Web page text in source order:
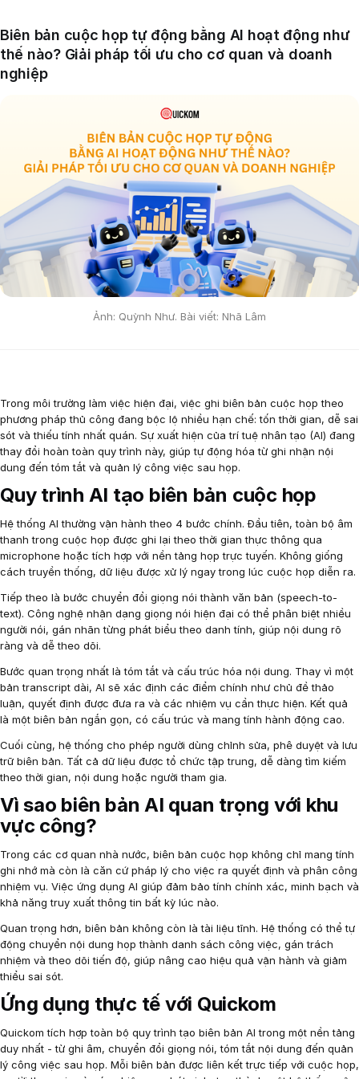
Biên bản cuộc họp tự động bằng AI hoạt động như
thế nào? Giải pháp tối ưu cho cơ quan và doanh
nghiệp
Ảnh: Quỳnh Như. Bài viết: Nhã Lâm
Trong môi trường làm việc hiện đại, việc ghi biên bản cuộc họp theo
phương pháp thủ công đang bộc lộ nhiều hạn chế: tốn thời gian, dễ sai
sót và thiếu tính nhất quán. Sự xuất hiện của trí tuệ nhân tạo (AI) đang
thay đổi hoàn toàn quy trình này, giúp tự động hóa từ ghi nhận nội
dung đến tóm tắt và quản lý công việc sau họp.
Quy trình AI tạo biên bản cuộc họp
Hệ thống AI thường vận hành theo 4 bước chính. Đầu tiên, toàn bộ âm
thanh trong cuộc họp được ghi lại theo thời gian thực thông qua
microphone hoặc tích hợp với nền tảng họp trực tuyến. Không giống
cách truyền thống, dữ liệu được xử lý ngay trong lúc cuộc họp diễn ra.
Tiếp theo là bước chuyển đổi giọng nói thành văn bản (speech-to-
text). Công nghệ nhận dạng giọng nói hiện đại có thể phân biệt nhiều
người nói, gán nhãn từng phát biểu theo danh tính, giúp nội dung rõ
ràng và dễ theo dõi.
Bước quan trọng nhất là tóm tắt và cấu trúc hóa nội dung. Thay vì một
bản transcript dài, AI sẽ xác định các điểm chính như chủ đề thảo
luận, quyết định được đưa ra và các nhiệm vụ cần thực hiện. Kết quả
là một biên bản ngắn gọn, có cấu trúc và mang tính hành động cao.
Cuối cùng, hệ thống cho phép người dùng chỉnh sửa, phê duyệt và lưu
trữ biên bản. Tất cả dữ liệu được tổ chức tập trung, dễ dàng tìm kiếm
theo thời gian, nội dung hoặc người tham gia.
Vì sao biên bản AI quan trọng với khu
vực công?
Trong các cơ quan nhà nước, biên bản cuộc họp không chỉ mang tính
ghi nhớ mà còn là căn cứ pháp lý cho việc ra quyết định và phân công
nhiệm vụ. Việc ứng dụng AI giúp đảm bảo tính chính xác, minh bạch và
khả năng truy xuất thông tin bất kỳ lúc nào.
Quan trọng hơn, biên bản không còn là tài liệu tĩnh. Hệ thống có thể tự
động chuyển nội dung họp thành danh sách công việc, gán trách
nhiệm và theo dõi tiến độ, giúp nâng cao hiệu quả vận hành và giảm
thiểu sai sót.
Ứng dụng thực tế với Quickom
Quickom tích hợp toàn bộ quy trình tạo biên bản AI trong một nền tảng
duy nhất - từ ghi âm, chuyển đổi giọng nói, tóm tắt nội dung đến quản
lý công việc sau họp. Mỗi biên bản được liên kết trực tiếp với cuộc họp,